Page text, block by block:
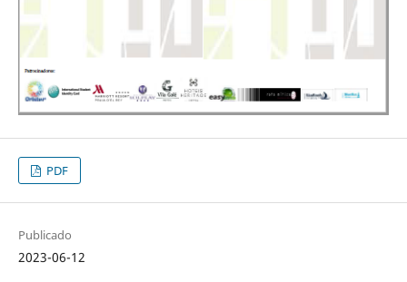
PDF
Publicado
2023-06-12